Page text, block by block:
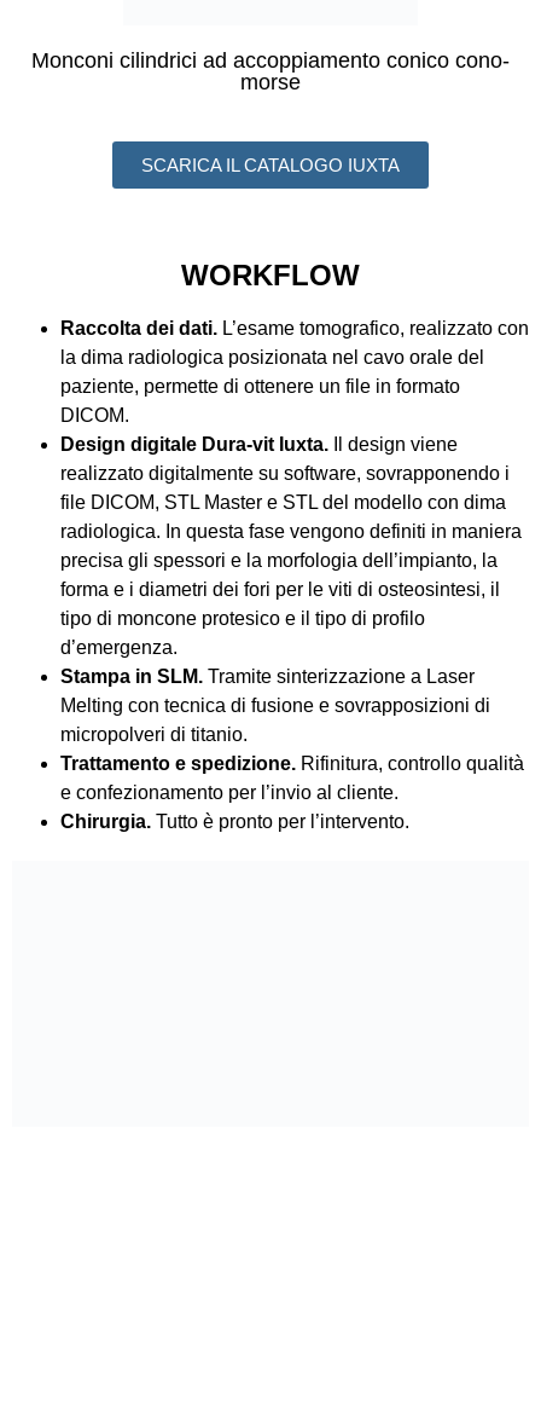
Monconi cilindrici ad accoppiamento conico cono-
morse
SCARICA IL CATALOGO IUXTA
WORKFLOW
Raccolta dei dati. L’esame tomografico, realizzato con
la dima radiologica posizionata nel cavo orale del
paziente, permette di ottenere un file in formato
DICOM.
Design digitale Dura-vit Iuxta. Il design viene
realizzato digitalmente su software, sovrapponendo i
file DICOM, STL Master e STL del modello con dima
radiologica. In questa fase vengono definiti in maniera
precisa gli spessori e la morfologia dell’impianto, la
forma e i diametri dei fori per le viti di osteosintesi, il
tipo di moncone protesico e il tipo di profilo
d’emergenza.
Stampa in SLM. Tramite sinterizzazione a Laser
Melting con tecnica di fusione e sovrapposizioni di
micropolveri di titanio.
Trattamento e spedizione. Rifinitura, controllo qualità
e confezionamento per l’invio al cliente.
Chirurgia. Tutto è pronto per l’intervento.